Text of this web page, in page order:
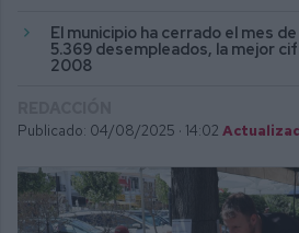
El municipio ha cerrado el mes
5.369 desempleados, la mejor
2008
Publicado: 04/08/2025 · 14:02